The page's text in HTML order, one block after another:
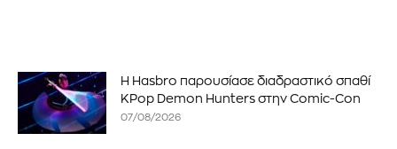
Η Hasbro παρουσίασε διαδραστικό σπαθί
KPop Demon Hunters στην Comic-Con
07/08/2026